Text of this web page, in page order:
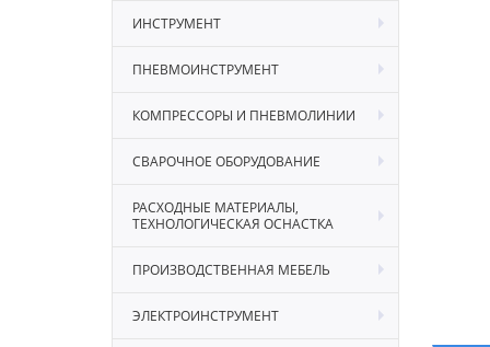
ИНСТРУМЕНТ
ПНЕВМОИНСТРУМЕНТ
КОМПРЕССОРЫ И ПНЕВМОЛИНИИ
СВАРОЧНОЕ ОБОРУДОВАНИЕ
РАСХОДНЫЕ МАТЕРИАЛЫ,
ТЕХНОЛОГИЧЕСКАЯ ОСНАСТКА
ПРОИЗВОДСТВЕННАЯ МЕБЕЛЬ
ЭЛЕКТРОИНСТРУМЕНТ